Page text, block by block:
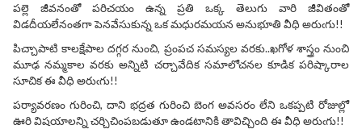
పల్లె జీవనంతో పరిచయం ఉన్న ప్రతి ఒక్క తెలుగు వారి జీవితంతో
విడదీయలేనంతగా పెనవేసుకున్న ఒక మధురమయన అనుభూతి వీధి అరుఁగు!!
పిచ్చాపాటి కాలక్షేపాల దగ్గర నుంచి, ప్రంపచ సమస్యల వరకు..ఖగోళ శాస్త్రం నుంచి
మూఢ నమ్మకాల వరకు అన్నిటి చర్చావేదిక సమాలోచనల కూడిక పరిష్కారాల
సూచిక ఈ వీధి అరుఁగు!!
పర్యావరణం గురించి, దాని భద్రత గురించి బెంగ అవసరం లేని ఒకప్పటి రోజుల్లో
ఊరి విషయాలన్ని చర్చిచింపబడుతూ ఉండటానికి తావిచ్చింది ఈ వీధి అరుఁగు!!